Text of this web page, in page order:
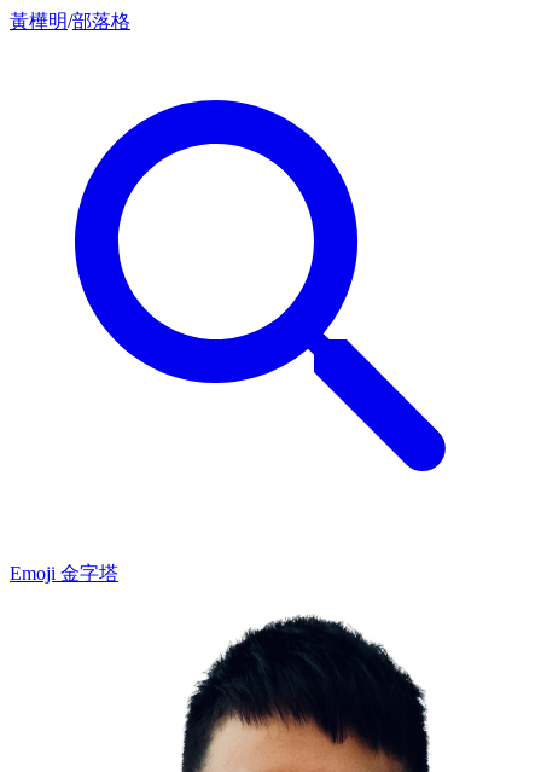
黃樺明/部落格
Emoji 金字塔